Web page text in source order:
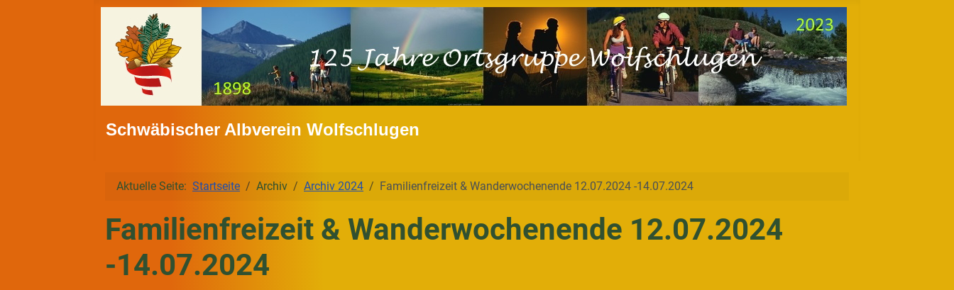
Schwäbischer Albverein Wolfschlugen
Aktuelle Seite: Startseite Archiv Archiv 2024 Familienfreizeit & Wanderwochenende 12.07.2024 -14.07.2024
Familienfreizeit & Wanderwochenende 12.07.2024
-14.07.2024